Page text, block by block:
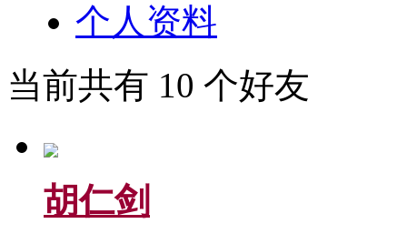
个人资料
当前共有 10 个好友
胡仁剑